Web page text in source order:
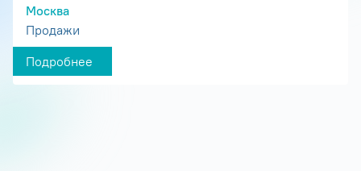
Москва
Продажи
Подробнее